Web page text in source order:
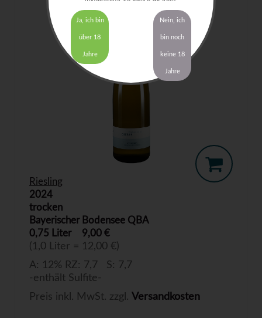
Riesling
2024
trocken
Bayerischer Bodensee QBA
0,75 Liter
9,00 €
(1,0 Liter = 12,00 €)
A: 12% RZ: 7,7 S: 7,7
-enthält Sulfite-
Preis inkl. MwSt. zzgl. Versandkosten
Ja, ich bin
über 18
Jahre
Nein, ich
bin noch
keine 18
Jahre